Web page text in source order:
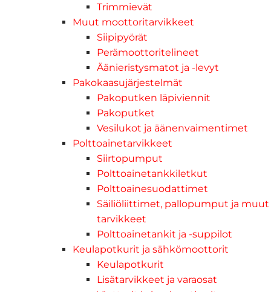
Trimmievät
Muut moottoritarvikkeet
Siipipyörät
Perämoottoritelineet
Äänieristysmatot ja -levyt
Pakokaasujärjestelmät
Pakoputken läpiviennit
Pakoputket
Vesilukot ja äänenvaimentimet
Polttoainetarvikkeet
Siirtopumput
Polttoainetankkiletkut
Polttoainesuodattimet
Säiliöliittimet, pallopumput ja muut
tarvikkeet
Polttoainetankit ja -suppilot
Keulapotkurit ja sähkömoottorit
Keulapotkurit
Lisätarvikkeet ja varaosat